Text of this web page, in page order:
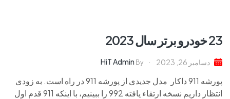
23 خودرو برتر سال 2023
دسامبر 26, 2023 By
HiT Admin
پورشه 911 داکار مدل جدیدی از پورشه 911 در راه است. به زودی
انتظار داریم نسخه ارتقاء یافته 992 را ببینیم، با اینکه 911 قدم اول